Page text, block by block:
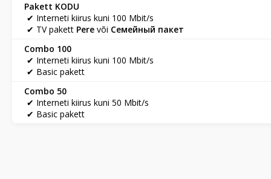
Pakett KODU
✔ Interneti kiirus kuni 100 Mbit/s
✔ TV pakett Pere või Семейный пакет
Combo 100
✔ Interneti kiirus kuni 100 Mbit/s
✔ Basic pakett
Combo 50
✔ Interneti kiirus kuni 50 Mbit/s
✔ Basic pakett